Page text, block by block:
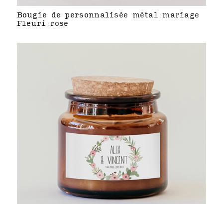
Bougie de personnalisée métal mariage
Fleuri rose